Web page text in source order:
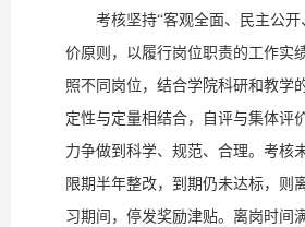
考核坚持“客观全面、民主公开
价原则，以履行岗位职责的工作实
照不同岗位，结合学院科研和教学
定性与定量相结合，自评与集体评
力争做到科学、规范、合理。考核
限期半年整改，到期仍未达标，则
习期间，停发奖励津贴。离岗时间